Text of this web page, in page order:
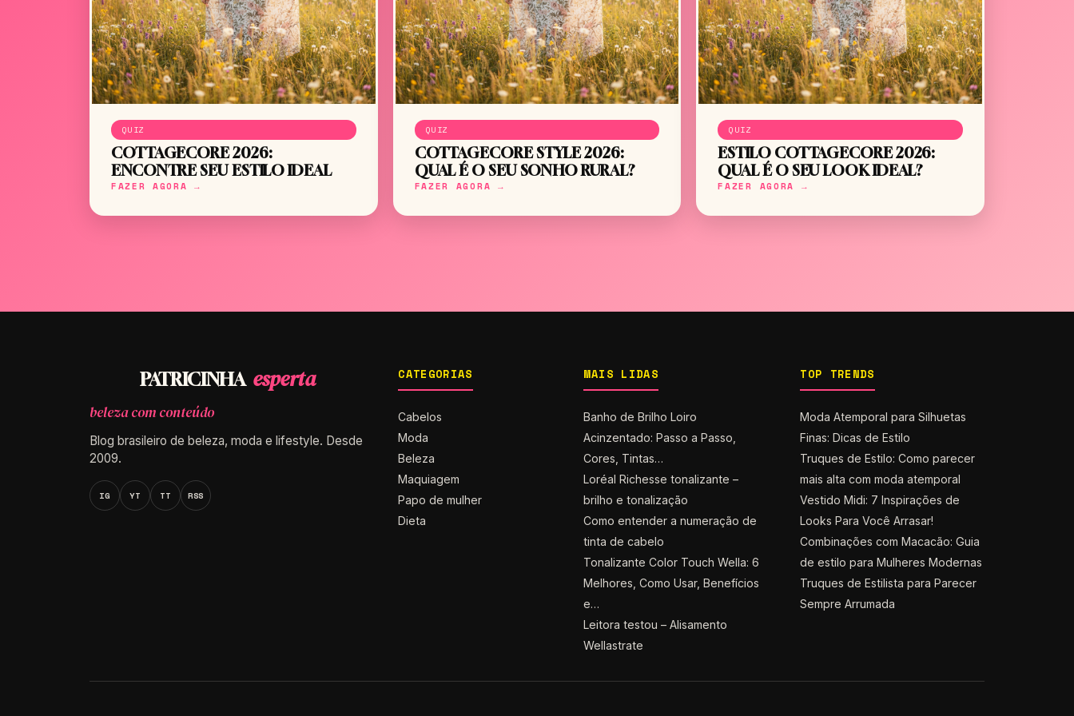
QUIZ
COTTAGECORE 2026:
ENCONTRE SEU ESTILO IDEAL
FAZER AGORA →
QUIZ
COTTAGECORE STYLE 2026:
QUAL É O SEU SONHO RURAL?
FAZER AGORA →
QUIZ
ESTILO COTTAGECORE 2026:
QUAL É O SEU LOOK IDEAL?
FAZER AGORA →
PATRICINHA esperta
beleza com conteúdo
Blog brasileiro de beleza, moda e lifestyle. Desde
2009.
IG YT TT RSS
CATEGORIAS
Cabelos
Moda
Beleza
Maquiagem
Papo de mulher
Dieta
MAIS LIDAS
Banho de Brilho Loiro
Acinzentado: Passo a Passo,
Cores, Tintas…
Loréal Richesse tonalizante –
brilho e tonalização
Como entender a numeração de
tinta de cabelo
Tonalizante Color Touch Wella: 6
Melhores, Como Usar, Benefícios
e…
Leitora testou – Alisamento
Wellastrate
TOP TRENDS
Moda Atemporal para Silhuetas
Finas: Dicas de Estilo
Truques de Estilo: Como parecer
mais alta com moda atemporal
Vestido Midi: 7 Inspirações de
Looks Para Você Arrasar!
Combinações com Macacão: Guia
de estilo para Mulheres Modernas
Truques de Estilista para Parecer
Sempre Arrumada